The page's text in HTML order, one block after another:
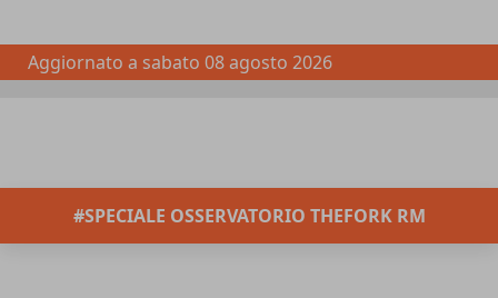
Aggiornato a sabato 08 agosto 2026
#SPECIALE OSSERVATORIO THEFORK RM